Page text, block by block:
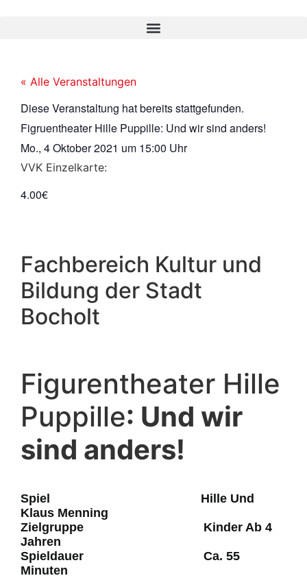
« Alle Veranstaltungen
Diese Veranstaltung hat bereits stattgefunden.
Figruentheater Hille Puppille: Und wir sind anders!
Mo., 4 Oktober 2021 um 15:00 Uhr
VVK Einzelkarte:
4.00€
Fachbereich Kultur und
Bildung der Stadt
Bocholt
Figurentheater Hille
Puppille: Und wir
sind anders!
Spiel Hille Und
Klaus Menning
Zielgruppe Kinder Ab 4
Jahren
Spieldauer Ca. 55
Minuten